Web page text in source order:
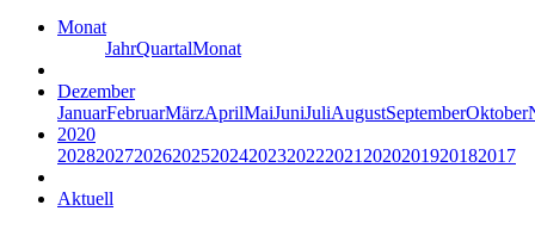
Monat
JahrQuartalMonat
Dezember
JanuarFebruarMärzAprilMaiJuniJuliAugustSeptemberOktober
2020
20282027202620252024202320222021 2020201920182017
Aktuell